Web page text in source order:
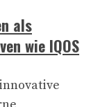
als
wie IQOS